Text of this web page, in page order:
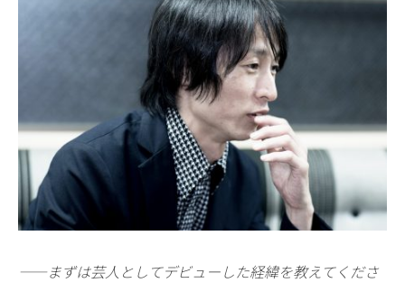
——まずは芸人としてデビューした経緯を教えてくださ